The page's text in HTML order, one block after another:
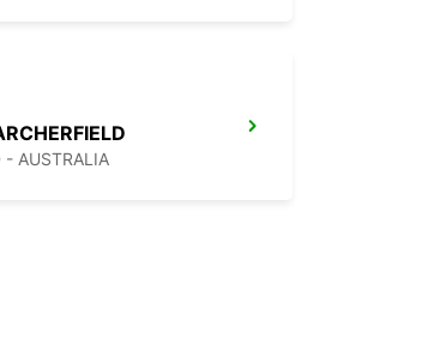
- AUSTRALIA